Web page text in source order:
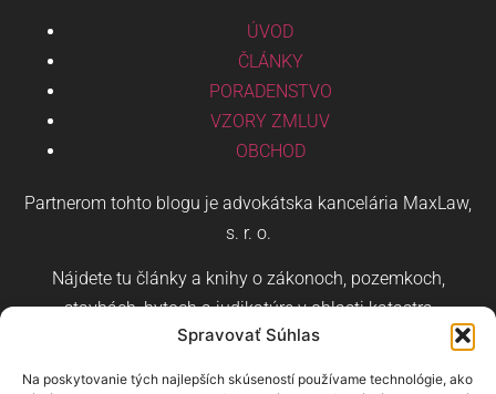
Spravovať Súhlas
Na poskytovanie tých najlepších skúseností používame technológie, ako
ÚVOD
ČLÁNKY
PORADENSTVO
VZORY ZMLUV
OBCHOD
Partnerom tohto blogu je advokátska kancelária MaxLaw,
s. r. o.
Nájdete tu články a knihy o zákonoch, pozemkoch,
stavbách, bytoch a judikatúre v oblasti katastra
nehnuteľností a stavebného práva.